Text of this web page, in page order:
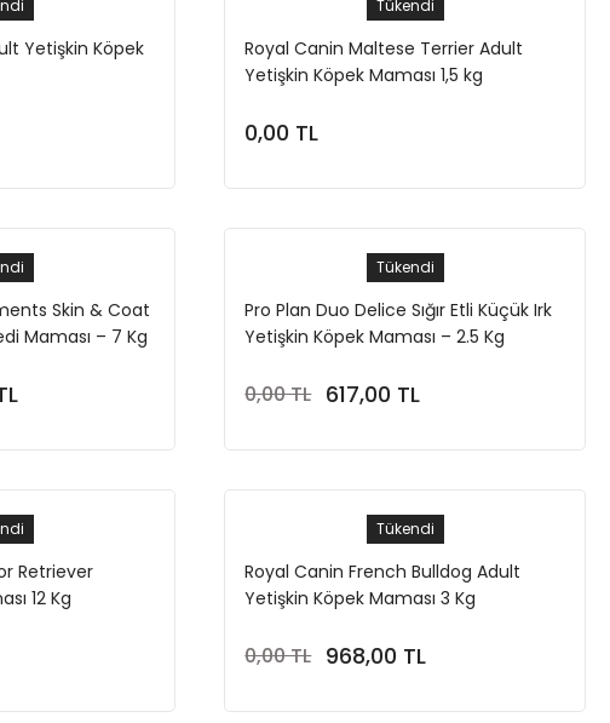
Yetişkin Köpek
Tükendi
Royal Canin Maltese Terrier Adult
Yetişkin Köpek Maması 1,5 kg
0,00 TL
Skin & Coat
Maması – 7 Kg
Tükendi
Pro Plan Duo Delice Sığır Etli Küçük Irk
Yetişkin Köpek Maması – 2.5 Kg
0,00 TL 617,00 TL
Stokta Yok
Retriever
12 Kg
Tükendi
Royal Canin French Bulldog Adult
Yetişkin Köpek Maması 3 Kg
0,00 TL 968,00 TL
Stokta Yok